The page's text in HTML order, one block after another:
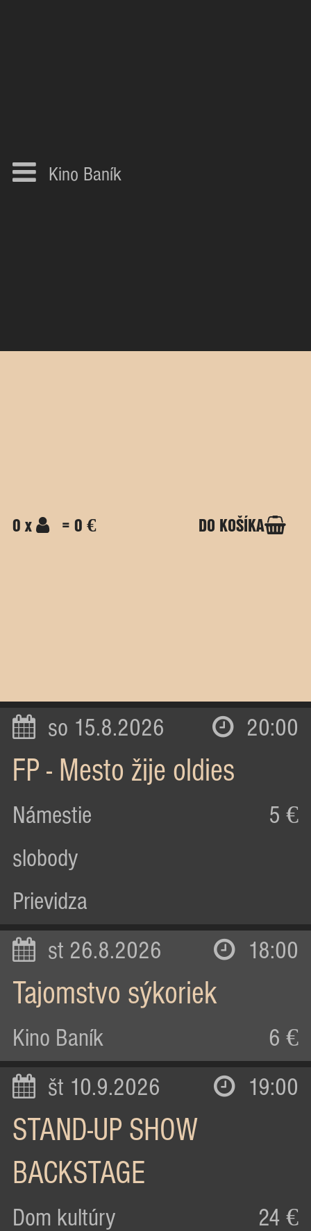
Kino Baník
0 x = 0 € DO KOŠÍKA
so 15.8.2026 20:00
FP - Mesto žije oldies
Námestie
slobody
Prievidza
5 €
st 26.8.2026 18:00
Tajomstvo sýkoriek
Kino Baník 6 €
št 10.9.2026 19:00
STAND-UP SHOW
BACKSTAGE
Dom kultúry 24 €